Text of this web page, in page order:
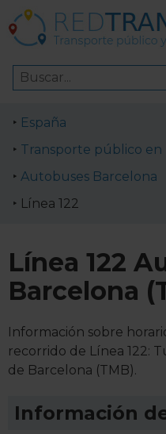
España
Transporte público en
Autobuses Barcelona
Línea 122
Línea 122
Barcelona
Información sobre
recorrido de Línea 122:
de Barcelona (TMB).
Información